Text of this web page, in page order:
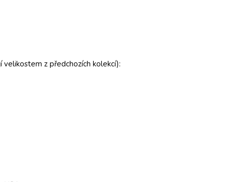
z předchozích kolekcí):